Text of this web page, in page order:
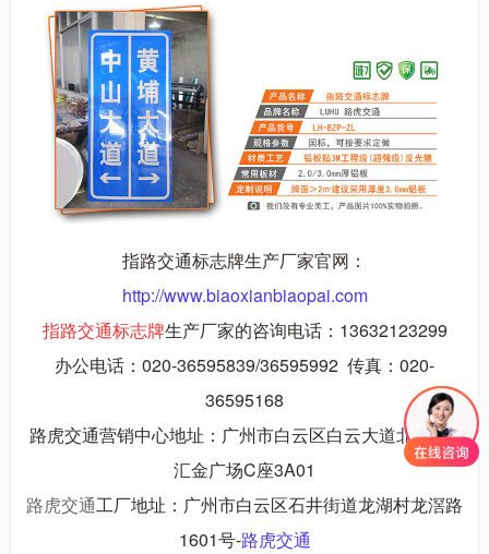
指路交通标志牌生产厂家官网：
http://www.biaoxianbiaopai.com
指路交通标志牌生产厂家的咨询电话：13632123299
办公电话：020-36595839/36595992 传真：020-
36595168
路虎交通营销中心地址：广州市白云区白云大道北770号
汇金广场C座3A01
路虎交通工厂地址：广州市白云区石井街道龙湖村龙滘路
1601号-路虎交通